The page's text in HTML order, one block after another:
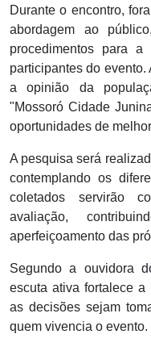
Durante o encontro,
abordagem ao
procedimentos para
participantes do
a opinião da
"Mossoró Cidade
oportunidades de
A pesquisa será
contemplando os
coletados servirão
avaliação,
aperfeiçoamento das
Segundo a ouvidora
escuta ativa fortalece
as decisões sejam
quem vivencia o evento.